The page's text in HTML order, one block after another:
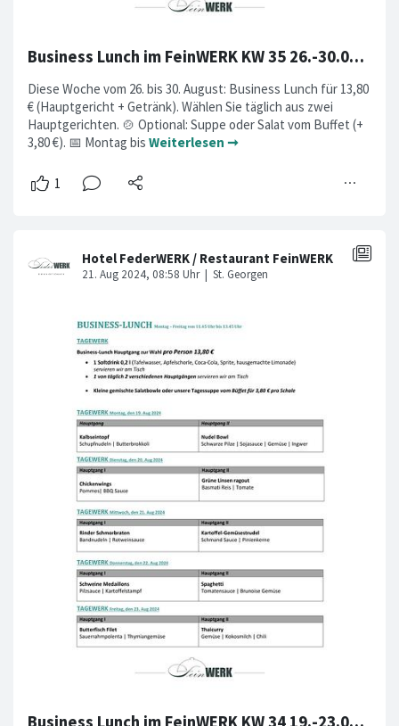
Business Lunch im FeinWERK KW 35 26.-30.08.2024
Diese Woche vom 26. bis 30. August: Business Lunch für 13,80
€ (Hauptgericht + Getränk). Wählen Sie täglich aus zwei
Hauptgerichten. 🍲 Optional: Suppe oder Salat vom Buffet (+
3,80 €). 📅 Montag bis Weiterlesen ➞
Business Lunch im FeinWERK KW 34 19.-23.08.2024